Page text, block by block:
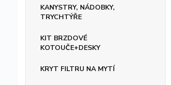
KANYSTRY, NÁDOBKY,
TRYCHTÝŘE
KIT BRZDOVÉ
KOTOUČE+DESKY
KRYT FILTRU NA MYTÍ